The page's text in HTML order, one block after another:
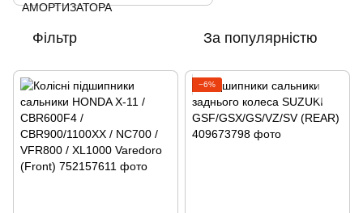
Фільтр За популярністю
−6%